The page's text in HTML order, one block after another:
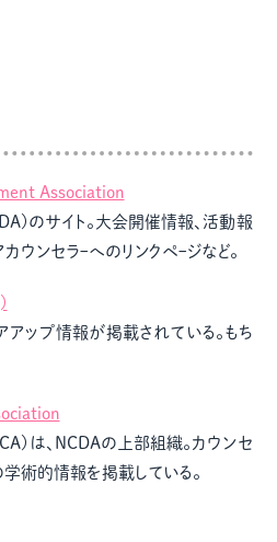
Association
のサイト。大会開催情報、活動報
ウンセラｰへのリンクペｰジなど。
アップ情報が掲載されている。もち
は、NCDAの上部組織。カウンセ
術的情報を掲載している。